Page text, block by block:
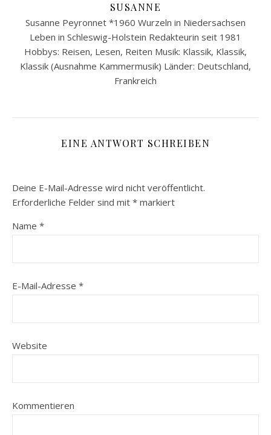
SUSANNE
Susanne Peyronnet *1960 Wurzeln in Niedersachsen
Leben in Schleswig-Holstein Redakteurin seit 1981
Hobbys: Reisen, Lesen, Reiten Musik: Klassik, Klassik,
Klassik (Ausnahme Kammermusik) Länder: Deutschland,
Frankreich
EINE ANTWORT SCHREIBEN
Deine E-Mail-Adresse wird nicht veröffentlicht.
Erforderliche Felder sind mit * markiert
Name *
E-Mail-Adresse *
Website
Kommentieren